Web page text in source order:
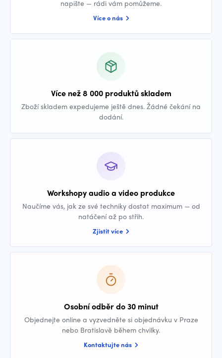
napište — rádi vám pomůžeme.
Více o nás
Více než 8 000 produktů skladem
Zboží skladem expedujeme ještě dnes. Žádné čekání na
dodání.
Workshopy audio a video produkce
Naučíme vás, jak ze své techniky dostat maximum — od
natáčení až po střih.
Zjistit více
Osobní odběr do 30 minut
Objednejte online a vyzvedněte si objednávku v Praze
nebo Bratislavě během chvilky.
Kontaktujte nás